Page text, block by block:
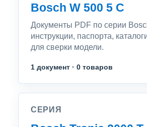
Bosch W 500 5 C
Документы PDF по серии
инструкции, паспорта,
для сверки модели.
1 документ · 0 товаров
СЕРИЯ